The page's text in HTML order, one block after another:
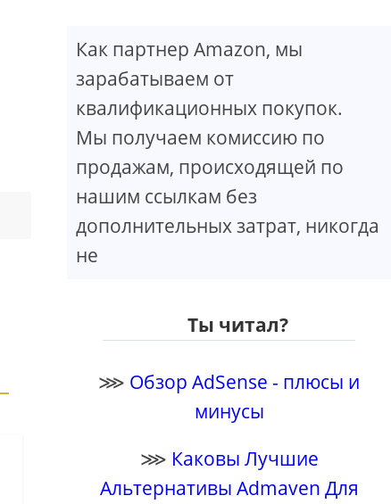
Как партнер Amazon, мы
зарабатываем от
квалификационных покупок.
Мы получаем комиссию по
продажам, происходящей по
нашим ссылкам без
дополнительных затрат, никогда
не
Ты читал?
⋙ Обзор AdSense - плюсы и
минусы
⋙ Каковы Лучшие
Альтернативы Admaven Для